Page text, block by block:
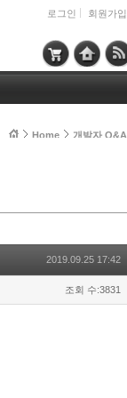
로그인 회원가입
Home 개발자 Q&A
2019.09.25 17:42
조회 수:3831